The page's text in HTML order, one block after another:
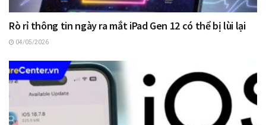
Rò rỉ thông tin ngày ra mắt iPad Gen 12 có thể bị lùi lại
04/05/2026